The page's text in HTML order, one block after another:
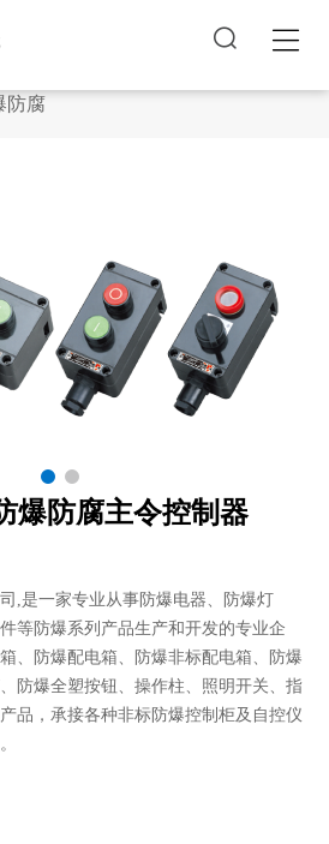
 
防腐
爆防腐主令控制器
,是一家专业从事防爆电器、防爆灯
等防爆系列产品生产和开发的专业企
、防爆配电箱、防爆非标配电箱、防爆
防爆全塑按钮、操作柱、照明开关、指
品，承接各种非标防爆控制柜及自控仪